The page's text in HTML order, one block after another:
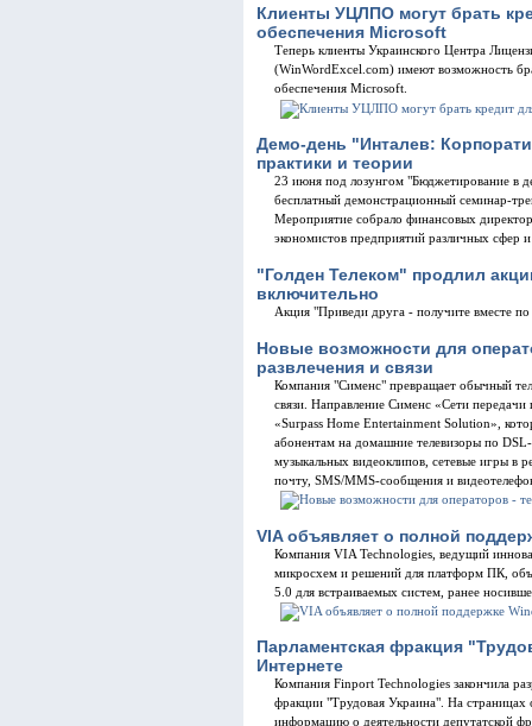
Клиенты УЦЛПО могут брать
обеспечения Microsoft
Теперь клиенты Украинского Центра
(WinWordExcel.com) имеют возможность
обеспечения Microsoft.
Демо-день "Инталев:
практики и теории
23 июня под лозунгом "Бюджетирование в
бесплатный демонстрационный семинар-
Мероприятие собрало финансовых
экономистов предприятий различных сфер
"Голден Телеком" продлил
включительно
Акция "Приведи друга - получите вместе
Новые возможности для
развлечения и связи
Компания "Сименс" превращает обычный
связи. Направление Сименс «Сети
«Surpass Home Entertainment Solution»,
абонентам на домашние телевизоры по
музыкальных видеоклипов, сетевые игры в
почту, SMS/MMS-сообщения и
VIA объявляет о полной
Компания VIA Technologies, ведущий
микросхем и решений для платформ ПК,
5.0 для встраиваемых систем, ранее
Парламентская фракция
Интернете
Компания Finport Technologies закончила
фракции "Трудовая Украина". На страницах
информацию о деятельности депутатской